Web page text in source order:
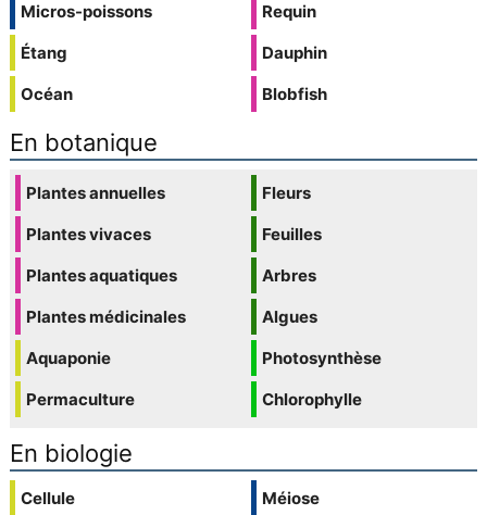
Micros-poissons
Étang
Océan
Requin
Dauphin
Blobfish
En botanique
Plantes annuelles
Plantes vivaces
Plantes aquatiques
Plantes médicinales
Aquaponie
Permaculture
Fleurs
Feuilles
Arbres
Algues
Photosynthèse
Chlorophylle
En biologie
Cellule
Méiose